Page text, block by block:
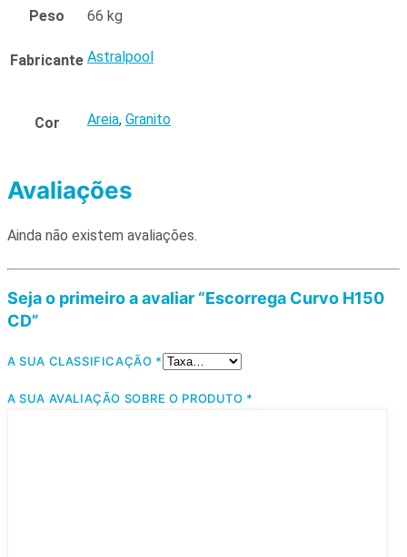
Peso 66 kg
Fabricante Astralpool
Cor Areia, Granito
Avaliações
Ainda não existem avaliações.
Seja o primeiro a avaliar “Escorrega Curvo H150
CD”
A SUA CLASSIFICAÇÃO *
A SUA AVALIAÇÃO SOBRE O PRODUTO *